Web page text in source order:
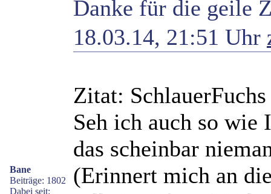
Danke für die geile
Bane
Beiträge: 1802
Dabei seit:
18.03.14, 21:51 Uhr
Zitat: SchlauerFuchs
Seh ich auch so wie
das scheinbar
(Erinnert mich an